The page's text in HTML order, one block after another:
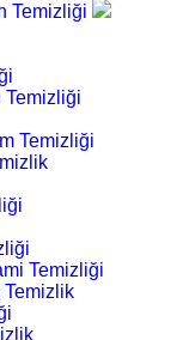
Temizliği
Temizliği
Temizliği
Temizliği
Temizlik